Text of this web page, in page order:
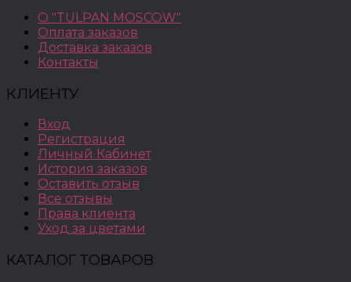
О "TULPAN MOSCOW"
Оплата заказов
Доставка заказов
Контакты
КЛИЕНТУ
Вход
Регистрация
Личный Кабинет
История заказов
Оставить отзыв
Все отзывы
Права клиента
Уход за цветами
КАТАЛОГ ТОВАРОВ